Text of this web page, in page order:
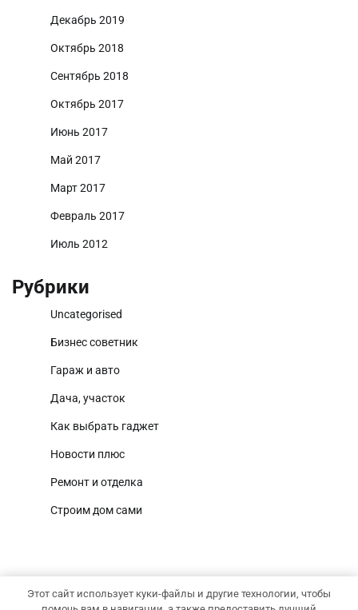
Декабрь 2019
Октябрь 2018
Сентябрь 2018
Октябрь 2017
Июнь 2017
Май 2017
Март 2017
Февраль 2017
Июль 2012
Рубрики
Uncategorised
Бизнес советник
Гараж и авто
Дача, участок
Как выбрать гаджет
Новости плюс
Ремонт и отделка
Строим дом сами
Copyright © 2026Территория домаТема National
Этот сайт использует куки-файлы и другие технологии, чтобы